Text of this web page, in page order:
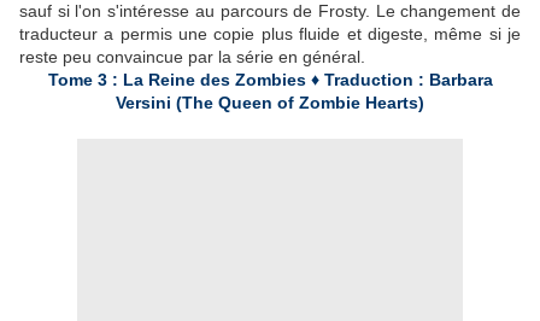
sauf si l'on s'intéresse au parcours de Frosty. Le changement de
traducteur a permis une copie plus fluide et digeste, même si je
reste peu convaincue par la série en général.
Tome 3 : La Reine des Zombies ♦ Traduction : Barbara
Versini (The Queen of Zombie Hearts)